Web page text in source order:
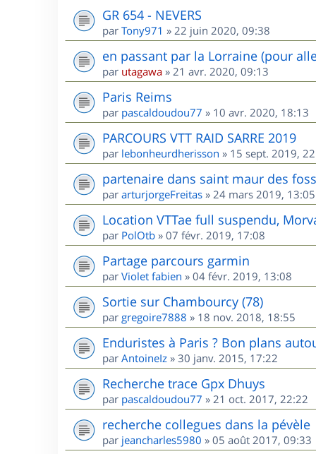
GR 654 - NEVERS
par Tony971 » 22 juin 2020, 09:38
en passant par la Lorraine (pour
par utagawa » 21 avr. 2020, 09:13
Paris Reims
par pascaldoudou77 » 10 avr. 2020, 18:13
PARCOURS VTT RAID SARRE 2019
par lebonheurdherisson » 15 sept. 2019,
partenaire dans saint maur des
par arturjorgeFreitas » 24 mars 2019, 13:05
Location VTTae full suspendu,
par PolOtb » 07 févr. 2019, 17:08
Partage parcours garmin
par Violet fabien » 04 févr. 2019, 13:08
Sortie sur Chambourcy (78)
par gregoire7888 » 18 nov. 2018, 18:55
Enduristes à Paris ? Bon plans
par AntoineIz » 30 janv. 2015, 17:22
Recherche trace Gpx Dhuys
par pascaldoudou77 » 21 oct. 2017, 22:22
recherche collegues dans la pévèle
par jeancharles5980 » 05 août 2017, 09:33